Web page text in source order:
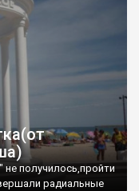
получилось,пройти
радиальные